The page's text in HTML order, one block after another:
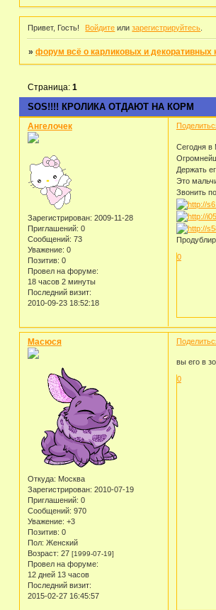
Привет, Гость! Войдите илизарегистрируйтесь
» форум всё о карликовых и декоративных
SOS!!!! КРОЛИКА ОТДАЮТ НА КОРМ
Страница: 1
Ангелочек
Зарегистрирован: 2009-11-28
Приглашений: 0
Сообщений: 73
Уважение: 0
Позитив: 0
Провел на форуме:
18 часов 2 минуты
Последний визит:
2010-09-23 18:52:18
Сегодня в
Держать
Это
Звонить
0
Масюся
Откуда: Москва
Зарегистрирован: 2010-07-19
Приглашений: 0
Сообщений: 970
Уважение: +3
Позитив: 0
Пол: Женский
Возраст: 27 [1999-07-19]
Провел на форуме:
12 дней 13 часов
Последний визит:
2015-02-27 16:45:57
вы его в
0